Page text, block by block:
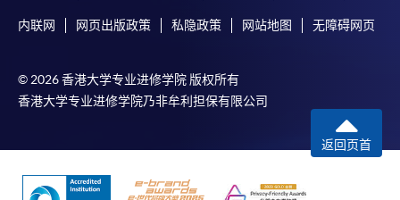
内联网 网页出版政策 私隐政策 网站地图 无障碍网页
© 2026 香港大学专业进修学院 版权所有
香港大学专业进修学院乃非牟利担保有限公司
返回页首